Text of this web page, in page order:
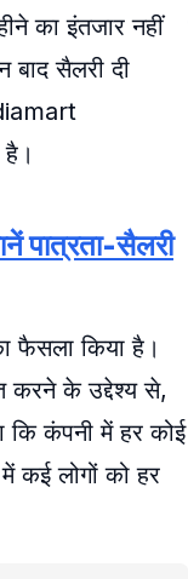
का इंतजार नहीं
बाद सैलरी दी
पात्रता-सैलरी
फैसला किया है।
करने के उद्देश्य से,
कि कंपनी में हर कोई
कई लोगों को हर